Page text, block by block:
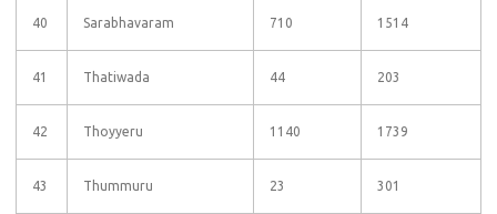
40 Sarabhavaram 710 1514
41 Thatiwada 44 203
42 Thoyyeru 1140 1739
43 Thummuru 23 301